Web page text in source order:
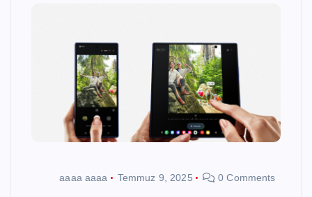
aaaa aaaa Temmuz 9, 2025 0 Comments